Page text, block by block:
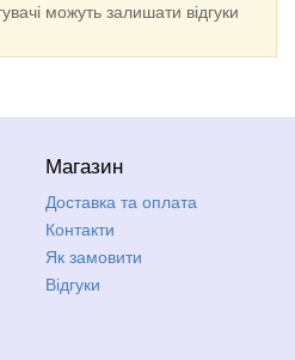
можуть залишати відгуки
Магазин
Доставка та оплата
Контакти
Як замовити
Відгуки